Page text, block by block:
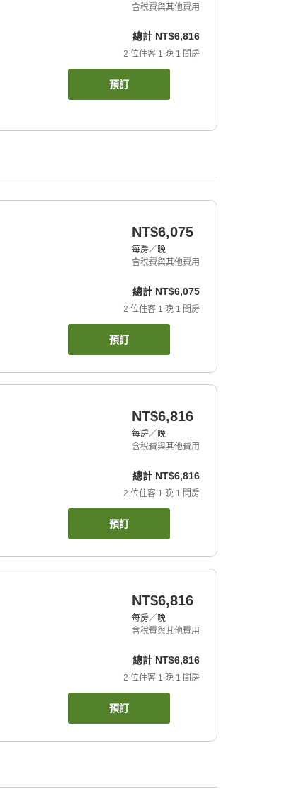
含稅費與其他費用
總計 NT$6,816
2 位住客 1 晚 1 間房
預訂
NT$6,075
每房／晚
含稅費與其他費用
總計 NT$6,075
2 位住客 1 晚 1 間房
預訂
NT$6,816
每房／晚
含稅費與其他費用
總計 NT$6,816
2 位住客 1 晚 1 間房
預訂
NT$6,816
每房／晚
含稅費與其他費用
總計 NT$6,816
2 位住客 1 晚 1 間房
預訂